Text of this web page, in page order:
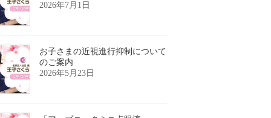
2026年7月1日
お子さまの近視進行抑制について
のご案内
2026年5月23日